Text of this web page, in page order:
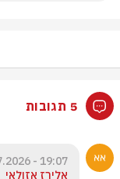
5 תגובות
19:07 - 01.07.2026
אלירז אזולאי